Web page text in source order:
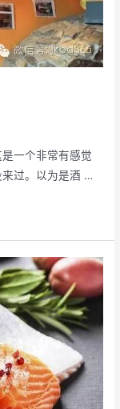
一个非常有感觉
来过。以为是酒 …